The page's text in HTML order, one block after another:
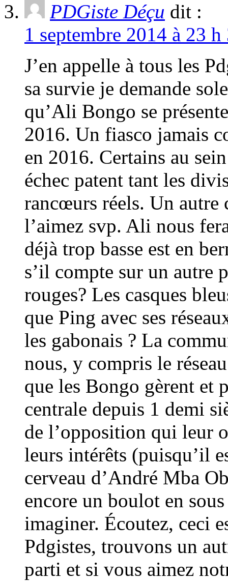
PDGiste Déçu dit :
1 septembre 2014 à 23
J’en appelle à tous les
sa survie je demande
qu’Ali Bongo se
2016. Un fiasco jamais
en 2016. Certains au
échec patent tant les
rancœurs réels. Un autre
l’aimez svp. Ali nous
déjà trop basse est en
s’il compte sur un autre
rouges? Les casques
que Ping avec ses
les gabonais ? La
nous, y compris le
que les Bongo gèrent et
centrale depuis 1 demi
de l’opposition qui leur
leurs intérêts (puisqu’il
cerveau d’André Mba
encore un boulot en
imaginer. Écoutez, ceci
Pdgistes, trouvons un
parti et si vous aimez